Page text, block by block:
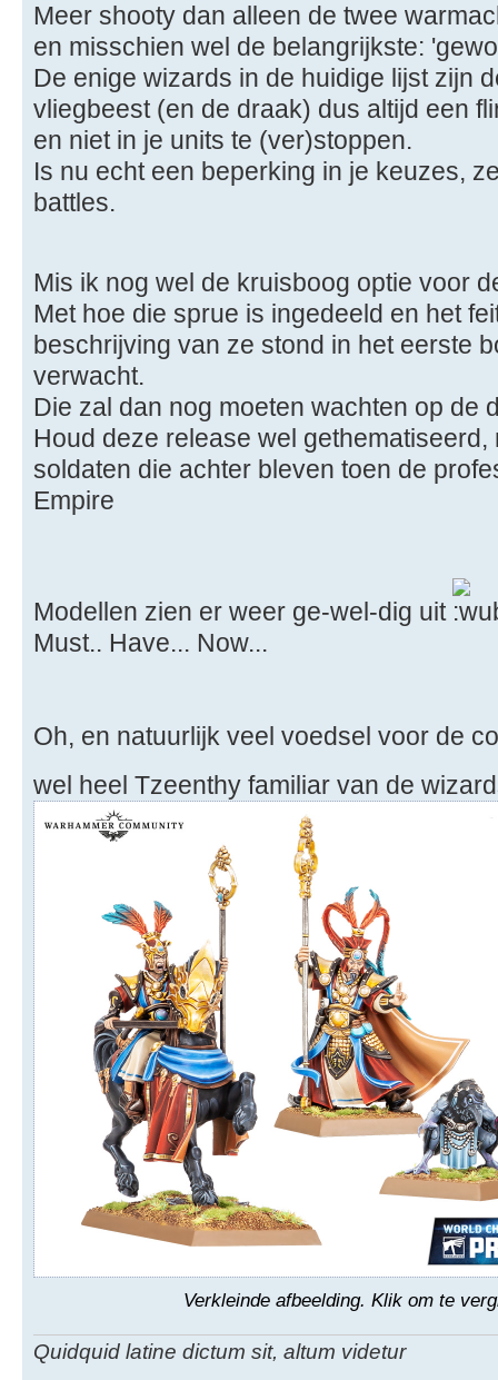
Meer shooty dan alleen de twee
en misschien wel de belangrijkste:
De enige wizards in de huidige lijst zijn
vliegbeest (en de draak) dus altijd een
en niet in je units te (ver)stoppen.
Is nu echt een beperking in je keuzes,
battles.
Mis ik nog wel de kruisboog optie voor
Met hoe die sprue is ingedeeld en het
beschrijving van ze stond in het eerste
verwacht.
Die zal dan nog moeten wachten op de
Houd deze release wel
soldaten die achter bleven toen de
Empire
Modellen zien er weer ge-wel-dig uit
Must.. Have... Now...
Oh, en natuurlijk veel voedsel voor de
wel heel Tzeenthy familiar van de
Verkleinde afbeelding. Klik om te
Quidquid latine dictum sit, altum videtur